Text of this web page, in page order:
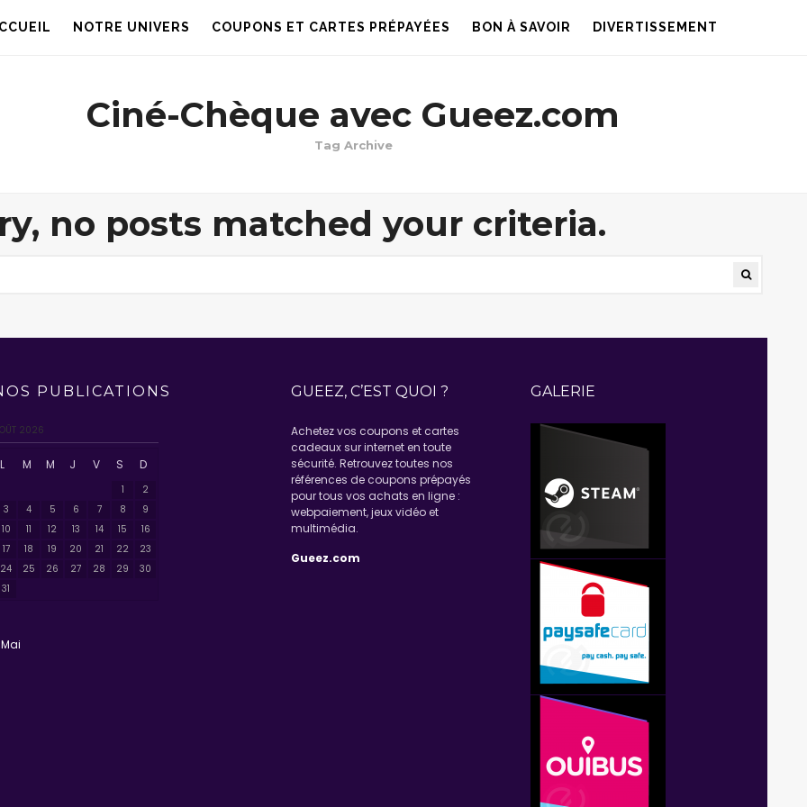
NOTRE UNIVERS COUPONS ET CARTES PRÉPAYÉES BON À SAVOIR DIVERTISSEMENT
Ciné-Chèque avec Gueez.com
Tag Archive
no posts matched your criteria.
PUBLICATIONS
2026
L M M J V S D
1
2
3
4 5 6 7 8
9
10
11 12 13 14 15
16
17
18 19 20 21 22
23
24
25 26 27 28 29
30
31
GUEEZ, C’EST QUOI ?
Achetez vos coupons et cartes
cadeaux sur internet en toute
sécurité. Retrouvez toutes nos
références de coupons prépayés
pour tous vos achats en ligne :
webpaiement, jeux vidéo et
multimédia.
Gueez.com
GALERIE